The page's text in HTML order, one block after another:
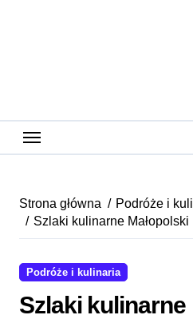
Strona główna
Podróże i
Szlaki kulinarne Małopolski
Podróże i kulinaria
Szlaki kulinarne